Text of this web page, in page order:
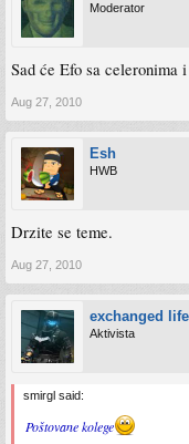
Moderator
Sad će Efo sa celeronima
Aug 27, 2010
Esh
HWB
Drzite se teme.
Aug 27, 2010
exchanged life
Aktivista
smirgl said:
Poštovane kolege